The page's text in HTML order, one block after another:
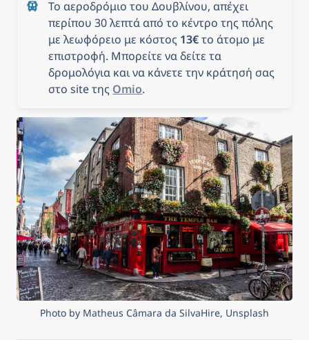
Το αεροδρόμιο του Δουβλίνου, απέχει
περίπου 30 λεπτά από το κέντρο της πόλης
με λεωφόρειο με κόστος 13€ το άτομο με
επιστροφή. Μπορείτε να δείτε τα
δρομολόγια και να κάνετε την κράτησή σας
στο site της Omio.
Photo by Matheus Câmara da SilvaHire, Unsplash